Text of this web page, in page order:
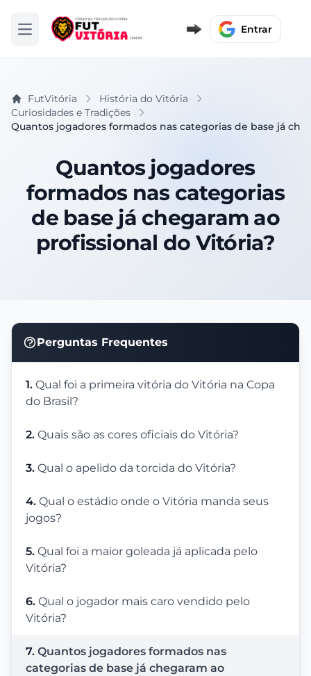
Abrir menu Entrar
FutVitória
História do Vitória
Curiosidades e Tradições
Quantos jogadores formados nas categorias de base já
Quantos jogadores
formados nas categorias
de base já chegaram ao
profissional do Vitória?
Perguntas Frequentes
1. Qual foi a primeira vitória do Vitória na Copa
do Brasil?
2. Quais são as cores oficiais do Vitória?
3. Qual o apelido da torcida do Vitória?
4. Qual o estádio onde o Vitória manda seus
jogos?
5. Qual foi a maior goleada já aplicada pelo
Vitória?
6. Qual o jogador mais caro vendido pelo
Vitória?
7. Quantos jogadores formados nas
categorias de base já chegaram ao